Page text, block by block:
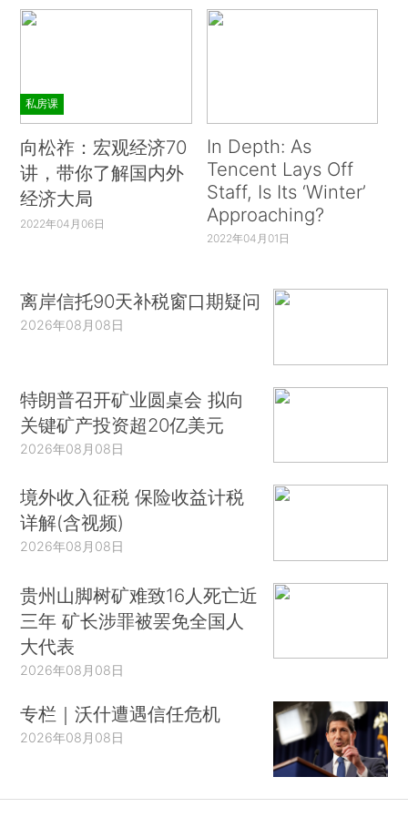
私房课
向松祚：宏观经济70
讲，带你了解国内外
经济大局
2022年04月06日
In Depth: As
Tencent Lays Off
Staff, Is Its ‘Winter’
Approaching?
2022年04月01日
离岸信托90天补税窗口期疑问
2026年08月08日
特朗普召开矿业圆桌会 拟向
关键矿产投资超20亿美元
2026年08月08日
境外收入征税 保险收益计税
详解(含视频)
2026年08月08日
贵州山脚树矿难致16人死亡近
三年 矿长涉罪被罢免全国人
大代表
2026年08月08日
专栏｜沃什遭遇信任危机
2026年08月08日